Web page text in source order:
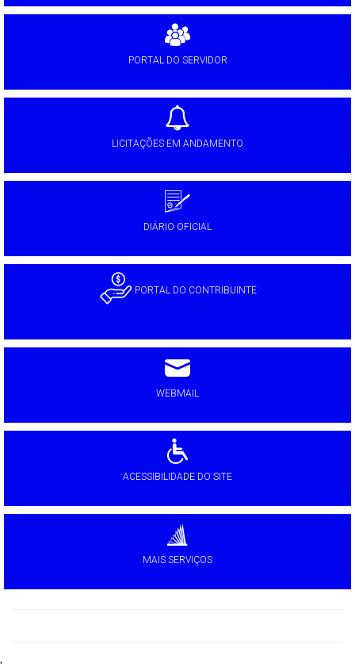
PORTAL DO SERVIDOR
LICITAÇÕES EM ANDAMENTO
DIÁRIO OFICIAL
PORTAL DO CONTRIBUINTE
WEBMAIL
ACESSIBILIDADE DO SITE
MAIS SERVIÇOS
'